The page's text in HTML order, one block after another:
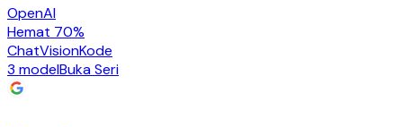
OpenAI
Hemat 70%
ChatVisionKode
3 modelBuka Seri